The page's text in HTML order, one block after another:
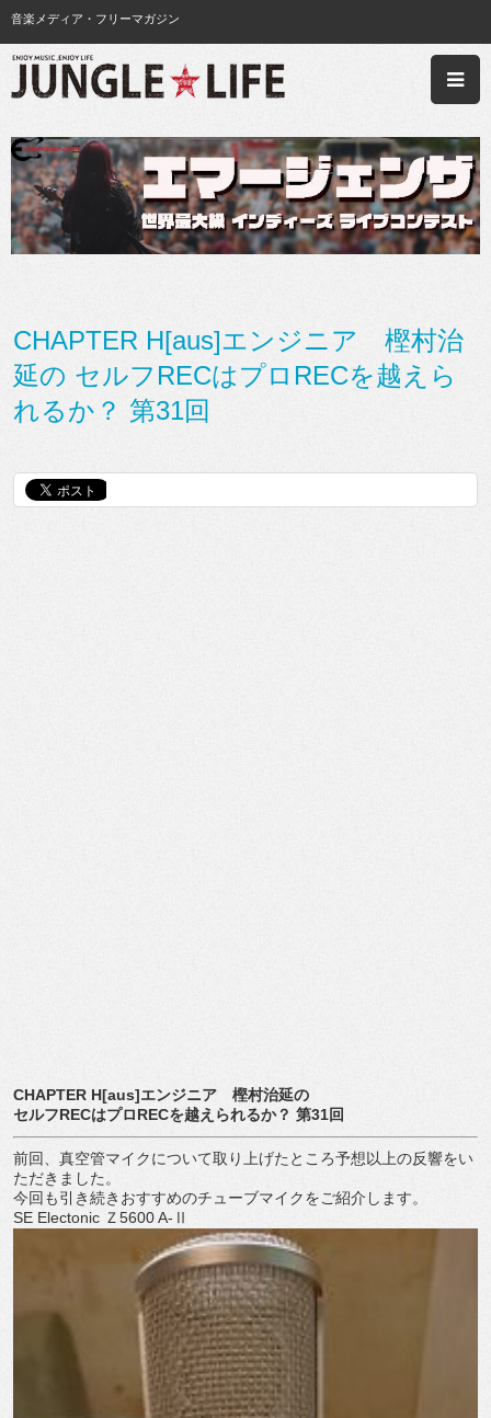
音楽メディア・フリーマガジン
CHAPTER H[aus]エンジニア 樫村治
延の セルフRECはプロRECを越えら
れるか？ 第31回
CHAPTER H[aus]エンジニア 樫村治延の
セルフRECはプロRECを越えられるか？ 第31回
前回、真空管マイクについて取り上げたところ予想以上の反響をい
ただきました。
今回も引き続きおすすめのチューブマイクをご紹介します。
SE Electonic Ｚ5600 A-Ⅱ